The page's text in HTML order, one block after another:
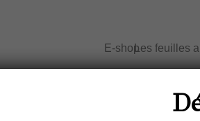
E-shopLes feuilles